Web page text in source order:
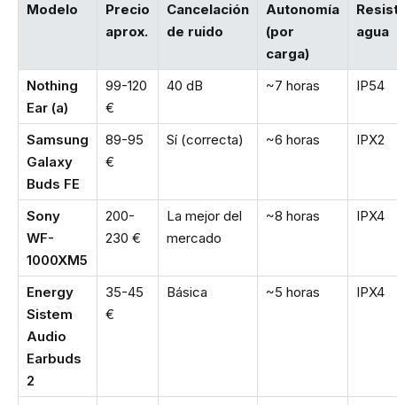
Modelo
Precio
aprox.
Cancelación
de ruido
Autonomía
(por
carga)
agua
Nothing
Ear (a)
99-120
€
40 dB ~7 horas IP54
Samsung
Galaxy
Buds FE
89-95
€
Sí (correcta) ~6 horas IPX2
Sony
WF-
1000XM5
200-
230 €
La mejor del
mercado
~8 horas IPX4
Energy
Sistem
Audio
Earbuds
2
35-45
€
Básica ~5 horas IPX4